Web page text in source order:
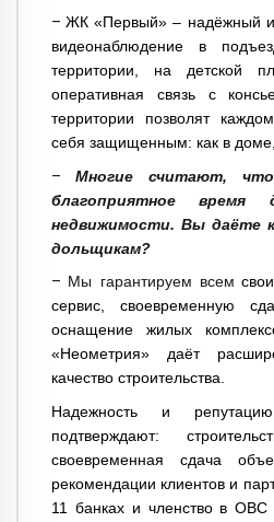
–ЖК «Первый» – надёжный
видеонаблюдение в
территории, на детской
оперативная связь с
территории позволят
себя защищенным: как в доме,
– Многие считают,
благоприятное время
недвижимости. Вы даёте
дольщикам?
– Мы гарантируем всем
сервис, своевременную
оснащение жилых
«Неометрия» даёт
качество строительства.
Надежность и
подтверждают:
своевременная сдача
рекомендации клиентов и
11 банках и членство в